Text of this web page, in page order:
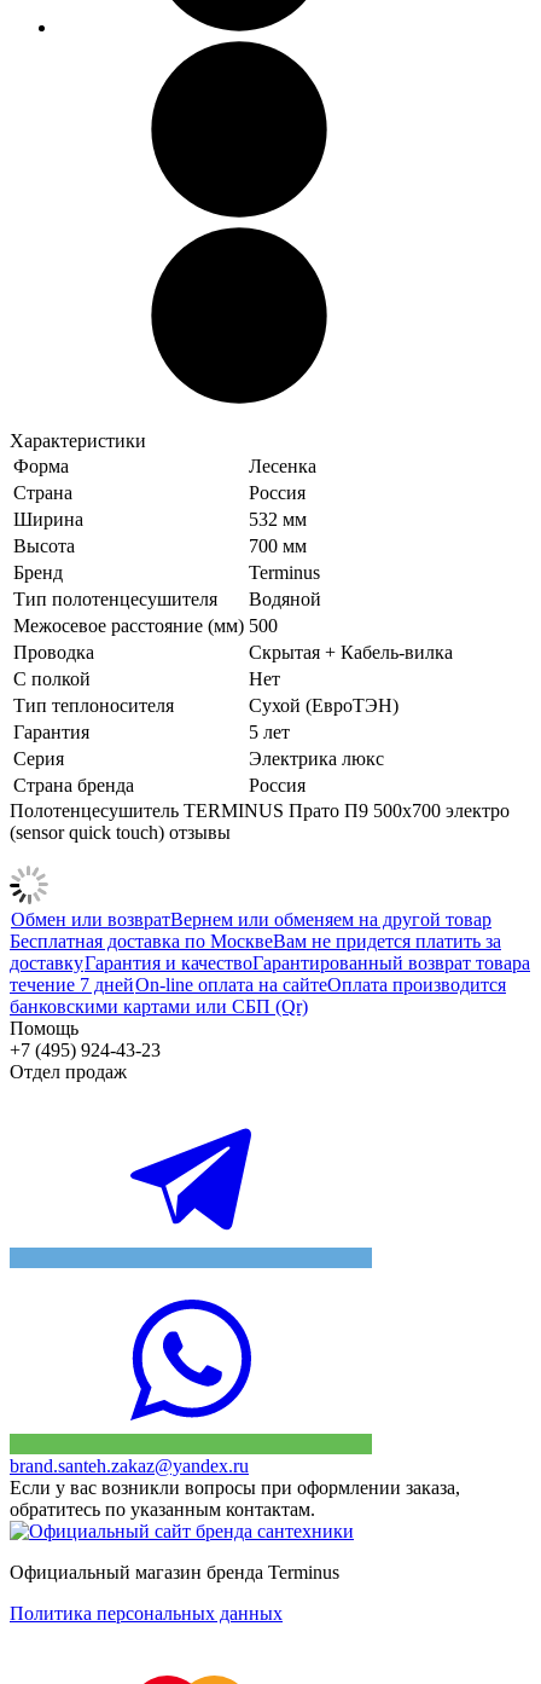
Характеристики
Форма
Лесенка
Страна
Россия
Ширина
532 мм
Высота
700 мм
Бренд
Terminus
Тип полотенцесушителя
Водяной
Межосевое расстояние (мм) 500
Проводка
Скрытая + Кабель-вилка
С полкой
Нет
Тип теплоносителя
Сухой (ЕвроТЭН)
Гарантия
5 лет
Серия
Электрика люкс
Страна бренда
Россия
Полотенцесушитель TERMINUS Прато П9 500х700 электро
(sensor quick touch) отзывы
Обмен или возвратВернем или обменяем на другой товар
Бесплатная доставка по МосквеВам не придется платить за
доставкуГарантия и качествоГарантированный возврат товара
течение 7 днейOn-line оплата на сайтеОплата производится
банковскими картами или СБП (Qr)
Помощь
+7 (495) 924-43-23
Отдел продаж
brand.santeh.zakaz@yandex.ru
Если у вас возникли вопросы при оформлении заказа,
обратитесь по указанным контактам.
Официальный магазин бренда Terminus
Политика персональных данных